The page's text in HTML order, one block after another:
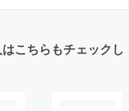
こちらもチェックし